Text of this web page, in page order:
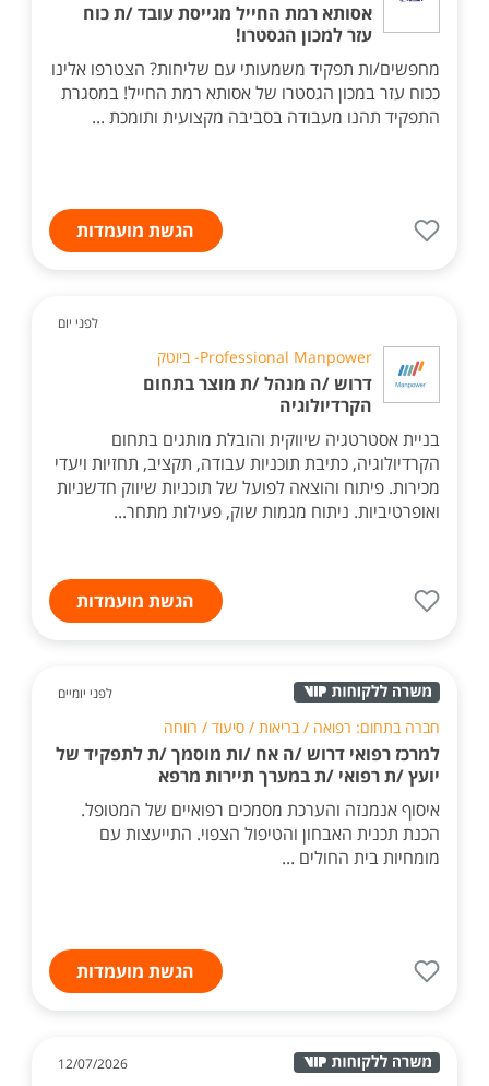
אסותא רמת החייל מגייסת עובד /ת כוח
עזר למכון הגסטרו!
מחפשים/ות תפקיד משמעותי עם שליחות? הצטרפו אלינו
ככוח עזר במכון הגסטרו של אסותא רמת החייל! במסגרת
התפקיד תהנו מעבודה בסביבה מקצועית ותומכת ...
הגשת מועמדות
לפני יום
Professional Manpower- ביוטק
דרוש /ה מנהל /ת מוצר בתחום
הקרדיולוגיה
בניית אסטרטגיה שיווקית והובלת מותגים בתחום
הקרדיולוגיה, כתיבת תוכניות עבודה, תקציב, תחזיות ויעדי
מכירות. פיתוח והוצאה לפועל של תוכניות שיווק חדשניות
ואופרטיביות. ניתוח מגמות שוק, פעילות מתחר...
הגשת מועמדות
לפני יומיים
חברה בתחום: רפואה / בריאות / סיעוד / רווחה
למרכז רפואי דרוש /ה אח /ות מוסמך /ת לתפקיד של
יועץ /ת רפואי /ת במערך תיירות מרפא
איסוף אנמנזה והערכת מסמכים רפואיים של המטופל.
הכנת תכנית האבחון והטיפול הצפוי. התייעצות עם
מומחיות בית החולים ...
הגשת מועמדות
12/07/2026